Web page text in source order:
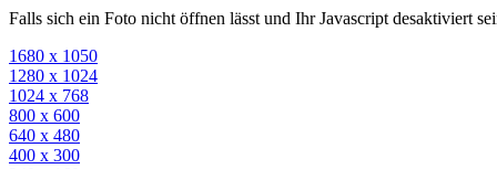
Falls sich ein Foto nicht öffnen lässt und Ihr Javascript desaktiviert
1680 x 1050
1280 x 1024
1024 x 768
800 x 600
640 x 480
400 x 300